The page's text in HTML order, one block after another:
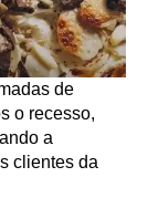
de
o recesso,
a
clientes da